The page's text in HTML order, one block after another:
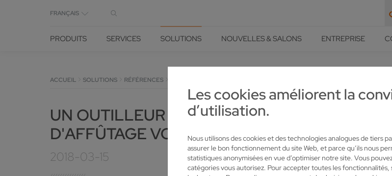
Les cookies améliorent la
d’utilisation.
Nous utilisons des cookies et des technologies analogues de tiers
assurer le bon fonctionnement du site Web, et parce qu’ils nous
statistiques anonymisées en vue d’optimiser notre site. Vous
catégories vous autorisez. Pour accepter toutes les
FRANÇAIS
PRODUITS SERVICES SOLUTIONS NOUVELLES & SALONS ENTREPRISE
ACCUEIL SOLUTIONS RÉFÉRENCES
UN OUTILLEUR JAPONAIS MISE SUR LA
D'AFFÛTAGE VOLLMER
2018-03-15